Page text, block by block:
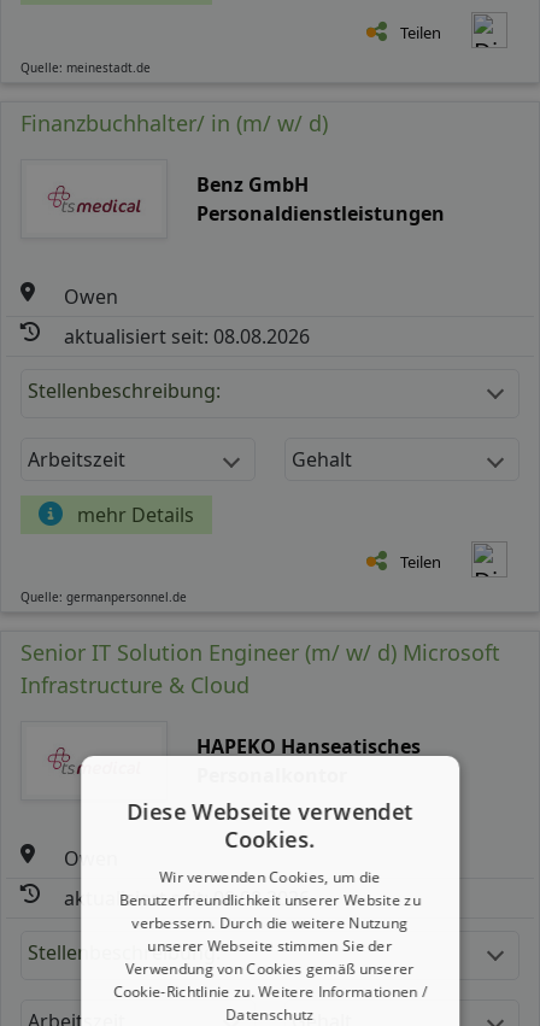
Teilen
Quelle: meinestadt.de
Finanzbuchhalter/ in (m/ w/ d)
Benz GmbH
Personaldienstleistungen
Owen
aktualisiert seit: 08.08.2026
Stellenbeschreibung:
Arbeitszeit Gehalt
mehr Details
Teilen
Quelle: germanpersonnel.de
Senior IT Solution Engineer (m/ w/ d) Microsoft
Infrastructure & Cloud
HAPEKO Hanseatisches
Owen
aktualisiert seit: 08.08.2026
Stellenbeschreibung:
Diese Webseite verwendet
Cookies.
Wir verwenden Cookies, um die
Benutzerfreundlichkeit unserer Website zu
verbessern. Durch die weitere Nutzung
unserer Webseite stimmen Sie der
Verwendung von Cookies gemäß unserer
Cookie-Richtlinie zu.Weitere Informationen /
Datenschutz